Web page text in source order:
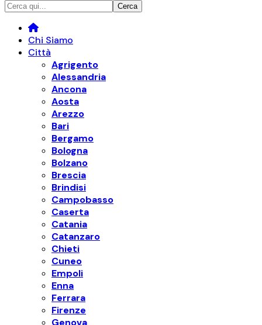
Chi Siamo
Città
Agrigento
Alessandria
Ancona
Aosta
Arezzo
Bari
Bergamo
Bologna
Bolzano
Brescia
Brindisi
Campobasso
Caserta
Catania
Catanzaro
Chieti
Cuneo
Empoli
Enna
Ferrara
Firenze
Genova